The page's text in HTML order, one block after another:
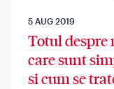
5 AUG 2019
Totul despre
care sunt
si cum se